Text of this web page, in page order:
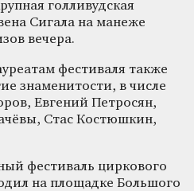
голливудская
Сигала на манеже
вечера.
фестиваля также
знаменитости, в числе
Евгений Петросян,
Стас Костюшкин,
фестиваль циркового
на площадке Большого